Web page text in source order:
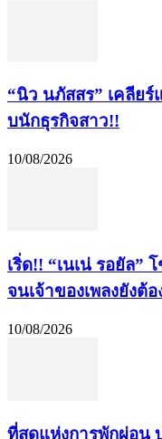
“นิว นภัสสร” เคลีย
บนักธุรกิจสาว!!
10/08/2026
เริ่ด!! “เนเน่ รอยัล”
จนเจ้าของเพลงยังต้
10/08/2026
ที่สุดแห่งการพักผ่อน